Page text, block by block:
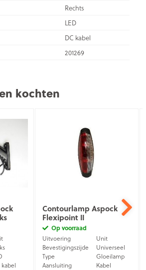
Rechts
LED
DC kabel
201269
kochten
kabel
Contourlamp Aspock
Flexipoint II
Op voorraad
Uitvoering
Unit
Bevestigingszijde
Universeel
Type
Gloeilamp
Aansluiting
Kabel